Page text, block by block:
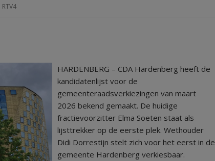
RTV4
HARDENBERG – CDA Hardenberg heeft de
kandidatenlijst voor de
gemeenteraadsverkiezingen van maart
2026 bekend gemaakt. De huidige
fractievoorzitter Elma Soeten staat als
lijsttrekker op de eerste plek. Wethouder
Didi Dorrestijn stelt zich voor het eerst in de
gemeente Hardenberg verkiesbaar.